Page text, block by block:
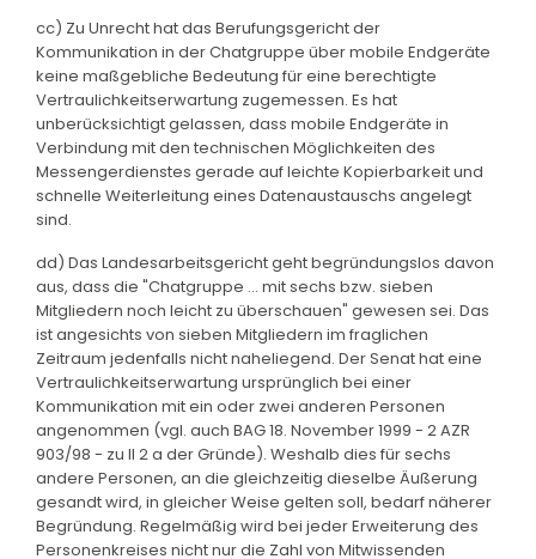
cc) Zu Unrecht hat das Berufungsgericht der
Kommunikation in der Chatgruppe über mobile Endgeräte
keine maßgebliche Bedeutung für eine berechtigte
Vertraulichkeitserwartung zugemessen. Es hat
unberücksichtigt gelassen, dass mobile Endgeräte in
Verbindung mit den technischen Möglichkeiten des
Messengerdienstes gerade auf leichte Kopierbarkeit und
schnelle Weiterleitung eines Datenaustauschs angelegt
sind.
dd) Das Landesarbeitsgericht geht begründungslos davon
aus, dass die "Chatgruppe ... mit sechs bzw. sieben
Mitgliedern noch leicht zu überschauen" gewesen sei. Das
ist angesichts von sieben Mitgliedern im fraglichen
Zeitraum jedenfalls nicht naheliegend. Der Senat hat eine
Vertraulichkeitserwartung ursprünglich bei einer
Kommunikation mit ein oder zwei anderen Personen
angenommen (vgl. auch BAG 18. November 1999 - 2 AZR
903/98 - zu II 2 a der Gründe). Weshalb dies für sechs
andere Personen, an die gleichzeitig dieselbe Äußerung
gesandt wird, in gleicher Weise gelten soll, bedarf näherer
Begründung. Regelmäßig wird bei jeder Erweiterung des
Personenkreises nicht nur die Zahl von Mitwissenden